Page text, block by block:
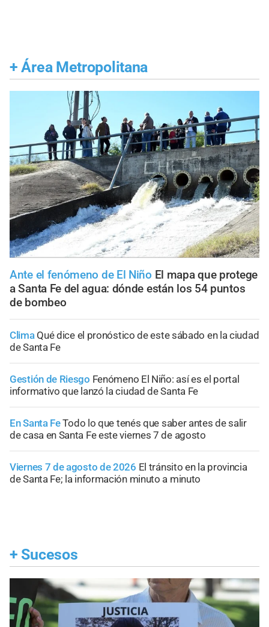
+ Área Metropolitana
Ante el fenómeno de El Niño El mapa que protege
a Santa Fe del agua: dónde están los 54 puntos
de bombeo
Clima Qué dice el pronóstico de este sábado en la ciudad
de Santa Fe
Gestión de Riesgo Fenómeno El Niño: así es el portal
informativo que lanzó la ciudad de Santa Fe
En Santa FeTodo lo que tenés que saber antes de salir
de casa en Santa Fe este viernes 7 de agosto
Viernes 7 de agosto de 2026 El tránsito en la provincia
de Santa Fe; la información minuto a minuto
+ Sucesos